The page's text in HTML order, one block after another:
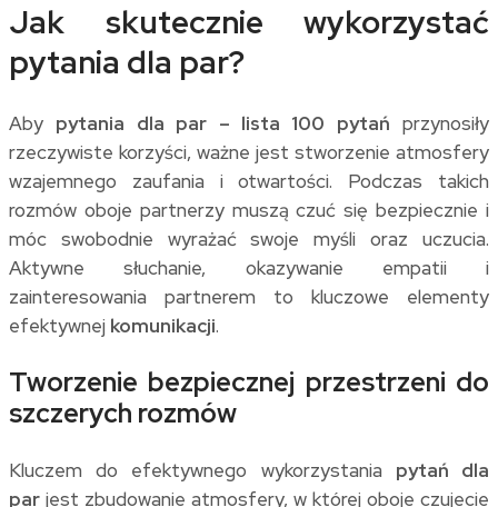
Jak skutecznie wykorzystać
pytania dla par?
Aby pytania dla par – lista 100 pytań przynosiły
rzeczywiste korzyści, ważne jest stworzenie atmosfery
wzajemnego zaufania i otwartości. Podczas takich
rozmów oboje partnerzy muszą czuć się bezpiecznie i
móc swobodnie wyrażać swoje myśli oraz uczucia.
Aktywne słuchanie, okazywanie empatii i
zainteresowania partnerem to kluczowe elementy
efektywnej komunikacji.
Tworzenie bezpiecznej przestrzeni do
szczerych rozmów
Kluczem do efektywnego wykorzystania pytań dla
par jest zbudowanie atmosfery, w której oboje czujecie